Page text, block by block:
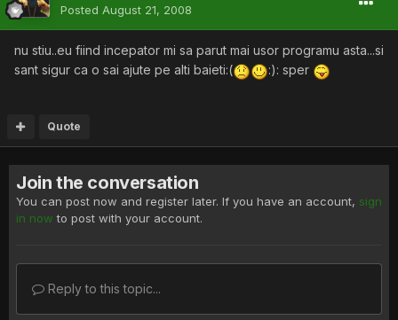
Posted August 21, 2008
nu stiu..eu fiind incepator mi sa parut mai usor programu asta...si
sant sigur ca o sai ajute pe alti baieti:(
:): sper
Quote
Join the conversation
You can post now and register later. If you have an account, sign
in now to post with your account.
Reply to this topic...